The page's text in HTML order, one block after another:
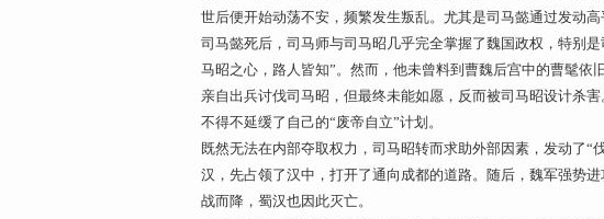
世后便开始动荡不安，频繁发生叛乱。尤其是司马懿通过发动
司马懿死后，司马师与司马昭几乎完全掌握了魏国政权，特别
马昭之心，路人皆知”。然而，他未曾料到曹魏后宫中的曹髦
亲自出兵讨伐司马昭，但最终未能如愿，反而被司马昭设计杀
不得不延缓了自己的“废帝自立”计划。
既然无法在内部夺取权力，司马昭转而求助外部因素，发动了“
汉，先占领了汉中，打开了通向成都的道路。随后，魏军强势
战而降，蜀汉也因此灭亡。